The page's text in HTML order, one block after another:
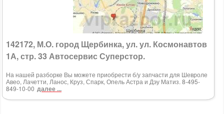
142172, М.О. город Щербинка, ул. ул. Космонавтов
1А, стр. 33 Автосервис Суперстор.
На нашей разборке Вы можете приобрести б/у запчасти для Шевроле
Авео, Лачетти, Ланос, Круз, Спарк, Опель Астра и Дэу Матиз. 8-495-
849-10-00 далее ...